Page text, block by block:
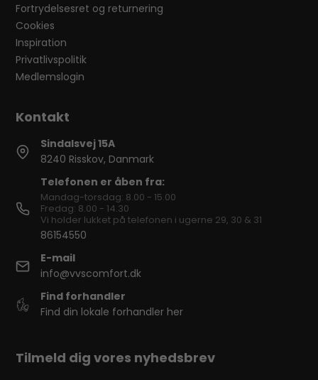
Fortrydelsesret og returnering
Cookies
Inspiration
Privatlivspolitik
Medlemslogin
Sindalsvej 15A
8240 Risskov, Danmark
Telefonen er åben fra:
Mandag-torsdag: 8.00 - 15.00
Fredag: 8.00 - 14.30
Vi holder lukket på telefonen i ugerne 29, 30 & 31
86154550
E-mail
info@vvscomfort.dk
Find forhandler
Find din lokale forhandler her
Tilmeld dig vores nyhedsbrev